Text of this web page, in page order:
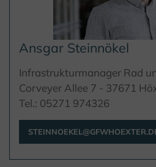
Ansgar Steinnökel
Infrastrukturmanager Rad
Corveyer Allee 7 - 37671
Tel.: 05271 974326